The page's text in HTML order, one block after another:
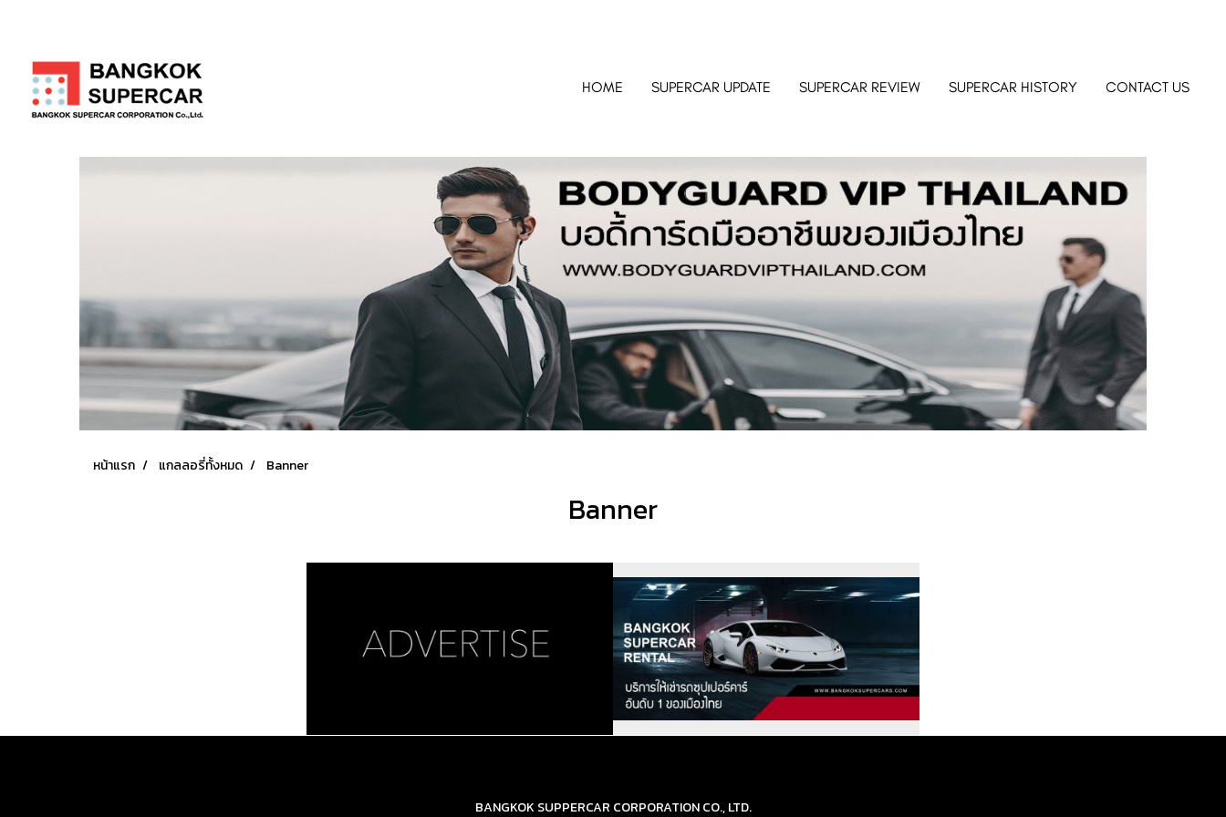
HOME SUPERCAR UPDATE SUPERCAR REVIEW SUPERCAR HISTORY CONTACT US
หน้าแรก แกลลอรี่ทั้งหมด Banner
Banner
BANGKOK SUPPERCAR CORPORATION CO., LTD.